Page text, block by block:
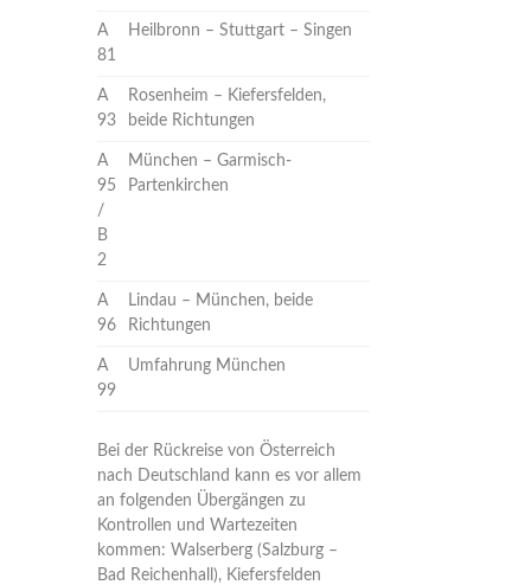
A
81
Heilbronn – Stuttgart – Singen
A
93
Rosenheim – Kiefersfelden,
beide Richtungen
A
95
/
B
2
München – Garmisch-
Partenkirchen
A
96
Lindau – München, beide
Richtungen
A
99
Umfahrung München
Bei der Rückreise von Österreich
nach Deutschland kann es vor allem
an folgenden Übergängen zu
Kontrollen und Wartezeiten
kommen: Walserberg (Salzburg –
Bad Reichenhall), Kiefersfelden